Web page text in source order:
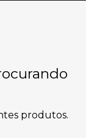
produtos.